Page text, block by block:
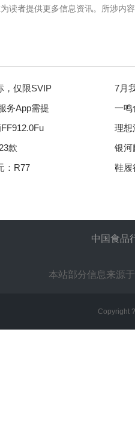
读者提供更多信息资讯。所涉内
，仅限SVIP
7月
务App需提
一鸣
理想
款
银河
：R77
鞋履
中国食品
本站部分信息来源
Copyright